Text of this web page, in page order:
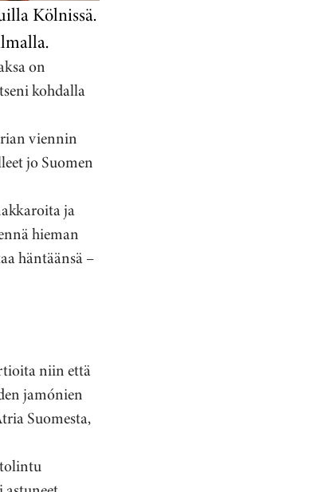
Kölnissä.
on
kohdalla
viennin
jo Suomen
ja
hieman
häntäänsä –
niin että
jamónien
Suomesta,